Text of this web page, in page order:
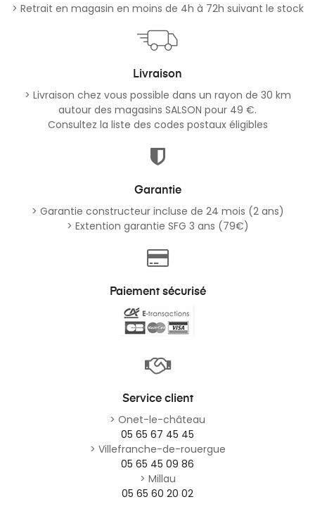
> Retrait en magasin en moins de 4h à 72h suivant le stock
Livraison
> Livraison chez vous possible dans un rayon de 30 km
autour des magasins SALSON pour 49 €.
Consultez la liste des codes postaux éligibles
Garantie
> Garantie constructeur incluse de 24 mois (2 ans)
> Extention garantie SFG 3 ans (79€)
Paiement sécurisé
Service client
> Onet-le-château
05 65 67 45 45
> Villefranche-de-rouergue
05 65 45 09 86
> Millau
05 65 60 20 02